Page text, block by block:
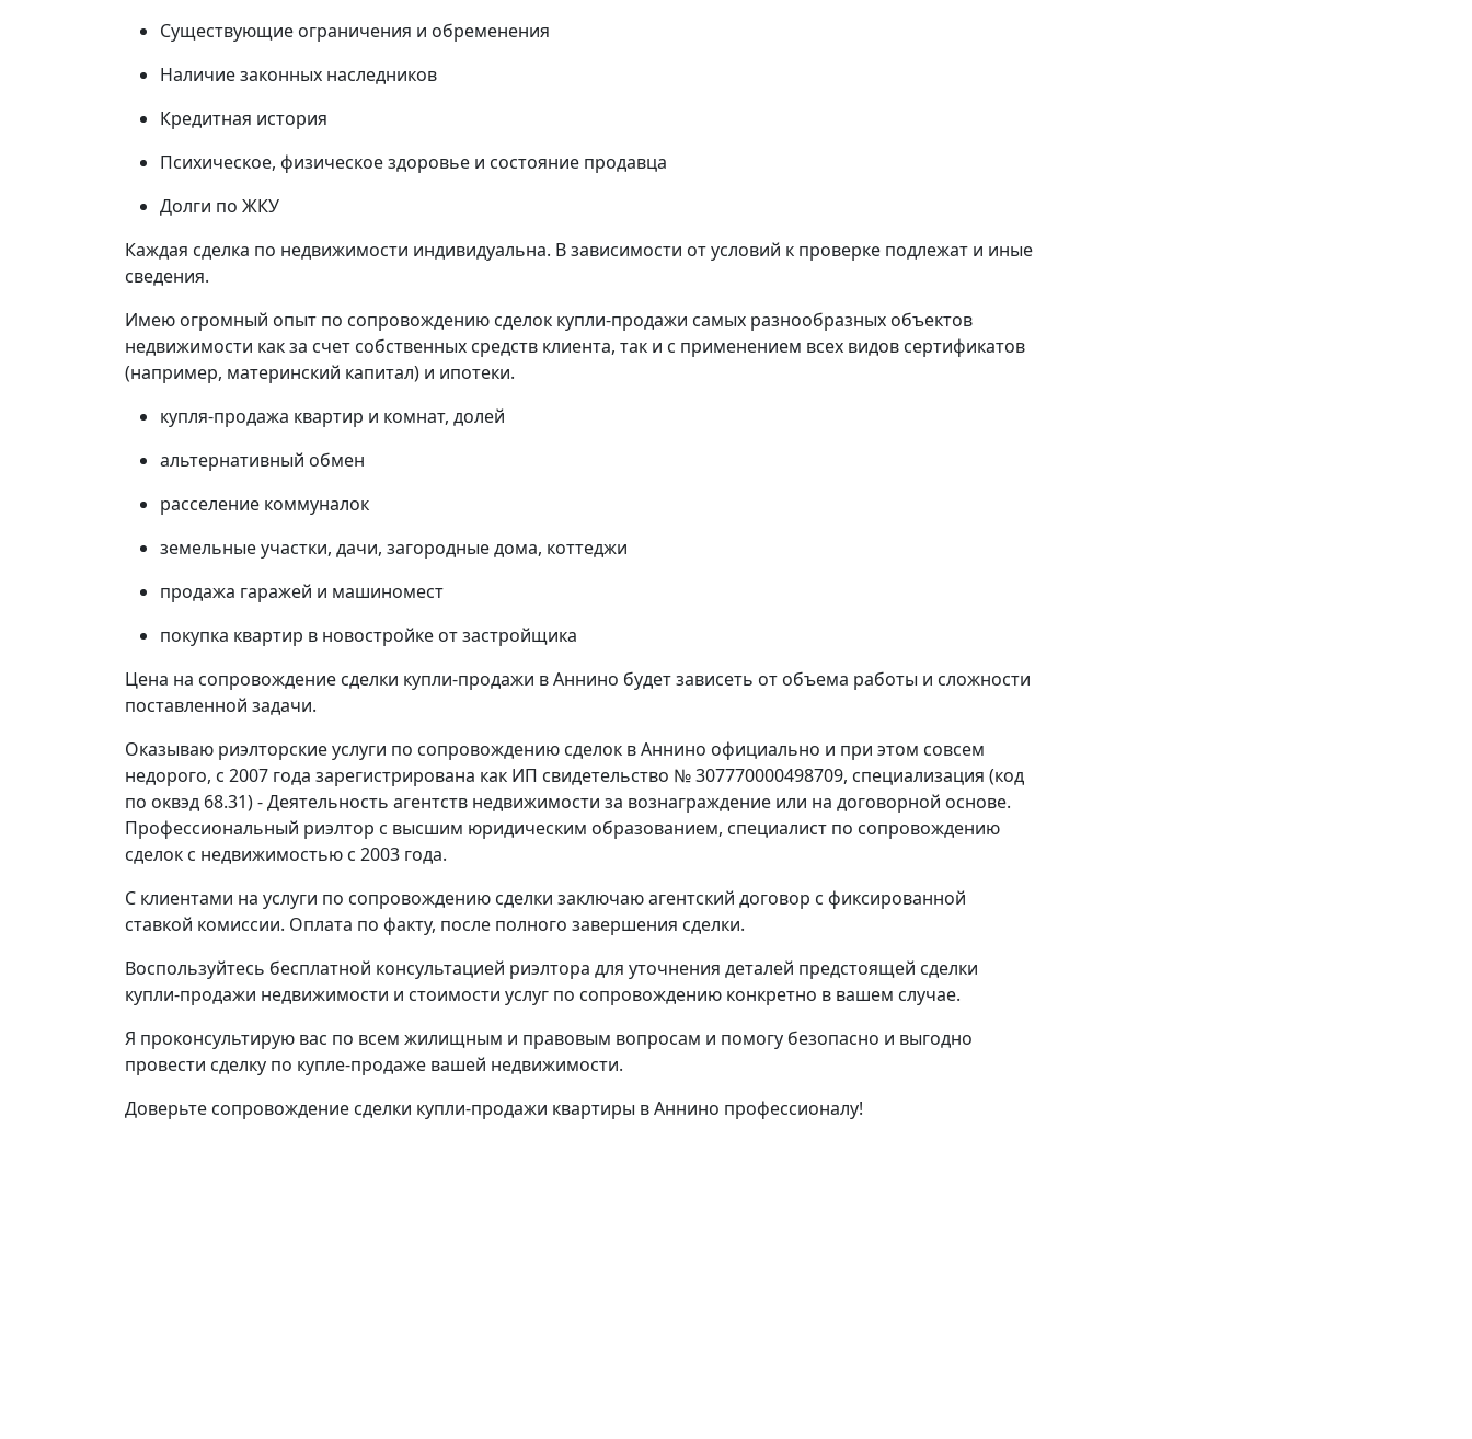
Существующие ограничения и обременения
Наличие законных наследников
Кредитная история
Психическое, физическое здоровье и состояние продавца
Долги по ЖКУ
Каждая сделка по недвижимости индивидуальна. В зависимости от условий к проверке подлежат и иные
сведения.
Имею огромный опыт по сопровождению сделок купли-продажи самых разнообразных объектов
недвижимости как за счет собственных средств клиента, так и с применением всех видов сертификатов
(например, материнский капитал) и ипотеки.
купля-продажа квартир и комнат, долей
альтернативный обмен
расселение коммуналок
земельные участки, дачи, загородные дома, коттеджи
продажа гаражей и машиномест
покупка квартир в новостройке от застройщика
Цена на сопровождение сделки купли-продажи в Аннино будет зависеть от объема работы и сложности
поставленной задачи.
Оказываю риэлторские услуги по сопровождению сделок в Аннино официально и при этом совсем
недорого, с 2007 года зарегистрирована как ИП свидетельство № 307770000498709, специализация (код
по оквэд 68.31) - Деятельность агентств недвижимости за вознаграждение или на договорной основе.
Профессиональный риэлтор с высшим юридическим образованием, специалист по сопровождению
сделок с недвижимостью с 2003 года.
С клиентами на услуги по сопровождению сделки заключаю агентский договор с фиксированной
ставкой комиссии. Оплата по факту, после полного завершения сделки.
Воспользуйтесь бесплатной консультацией риэлтора для уточнения деталей предстоящей сделки
купли-продажи недвижимости и стоимости услуг по сопровождению конкретно в вашем случае.
Я проконсультирую вас по всем жилищным и правовым вопросам и помогу безопасно и выгодно
провести сделку по купле-продаже вашей недвижимости.
Доверьте сопровождение сделки купли-продажи квартиры в Аннино профессионалу!